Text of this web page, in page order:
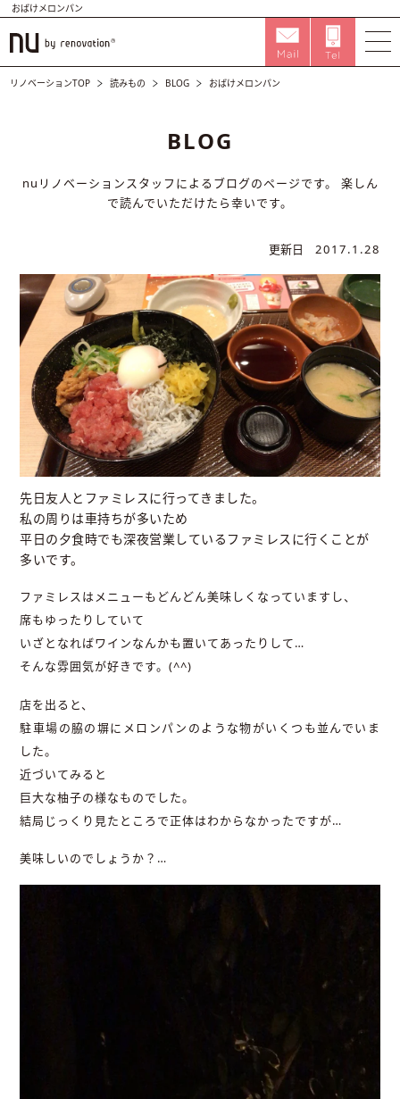
おばけメロンパン
リノベーションTOP 読みもの BLOG おばけメロンパン
BLOG
nuリノベーションスタッフによるブログのページです。
楽しん
で読んでいただけたら幸いです。
更新日 2017.1.28
先日友人とファミレスに行ってきました。
私の周りは車持ちが多いため
平日の夕食時でも深夜営業しているファミレスに行くことが
多いです。
ファミレスはメニューもどんどん美味しくなっていますし、
席もゆったりしていて
いざとなればワインなんかも置いてあったりして…
そんな雰囲気が好きです。(^^)
店を出ると、
駐車場の脇の塀にメロンパンのような物がいくつも並んでいま
した。
近づいてみると
巨大な柚子の様なものでした。
結局じっくり見たところで正体はわからなかったですが…
美味しいのでしょうか？…